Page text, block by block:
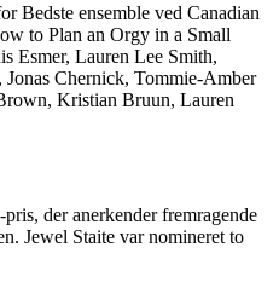
Bedste ensemble ved Canadian
to Plan an Orgy in a Small
Esmer, Lauren Lee Smith,
Chernick, Tommie-Amber
Kristian Bruun, Lauren
der anerkender fremragende
Jewel Staite var nomineret to